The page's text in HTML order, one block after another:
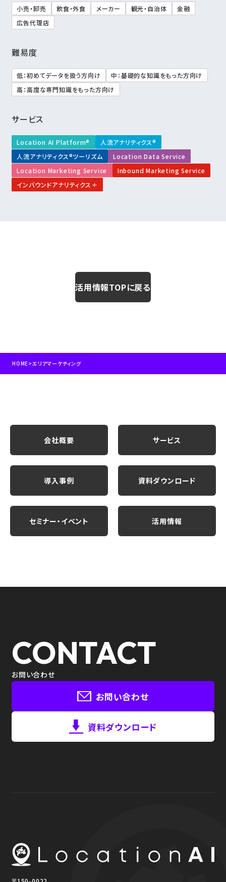
小売・卸売 飲食・外食 メーカー 観光・自治体
金融
広告代理店
難易度
低：初めてデータを扱う方向け
中：基礎的な知識をもった方向け
高：高度な専門知識をもった方向け
サービス
Location AI Platform®
人流アナリティクス®
人流アナリティクス®ツーリズム
Location Data Service
Location Marketing Service
Inbound Marketing Service
インバウンドアナリティクス＋
活用情報TOPに戻る
HOME>エリアマーケティング
会社概要 サービス
導入事例 資料ダウンロード
セミナー・イベント 活用情報
CONTACT
お問い合わせ
お問い合わせ
資料ダウンロード